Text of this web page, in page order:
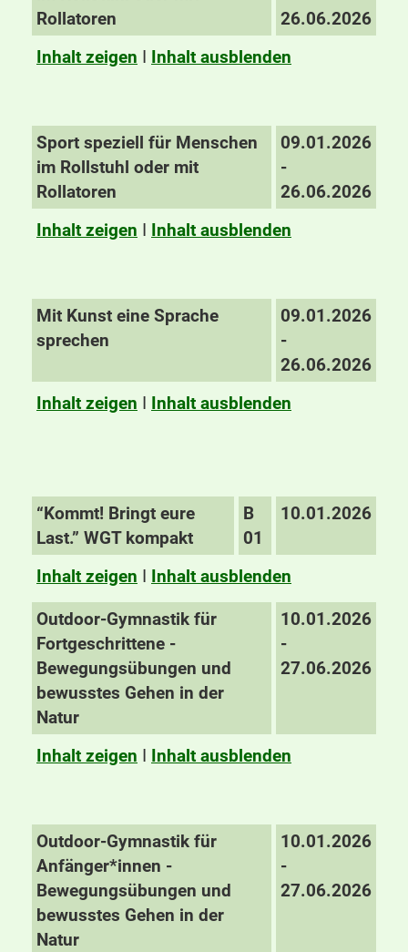
Rollatoren
26.06.2026
Inhalt zeigen I Inhalt ausblenden
Sport speziell für Menschen
im Rollstuhl oder mit
Rollatoren
09.01.2026
-
26.06.2026
Inhalt zeigen I Inhalt ausblenden
Mit Kunst eine Sprache
sprechen
09.01.2026
-
26.06.2026
Inhalt zeigen I Inhalt ausblenden
“Kommt! Bringt eure
Last.” WGT kompakt
B
01
10.01.2026
Inhalt zeigen I Inhalt ausblenden
Outdoor-Gymnastik für
Fortgeschrittene -
Bewegungsübungen und
bewusstes Gehen in der
Natur
10.01.2026
-
27.06.2026
Inhalt zeigen I Inhalt ausblenden
Outdoor-Gymnastik für
Anfänger*innen -
Bewegungsübungen und
bewusstes Gehen in der
Natur
10.01.2026
-
27.06.2026